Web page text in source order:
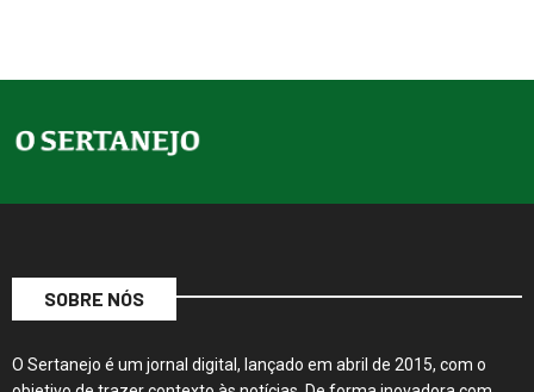
SOBRE NÓS
O Sertanejo é um jornal digital, lançado em abril de 2015, com o